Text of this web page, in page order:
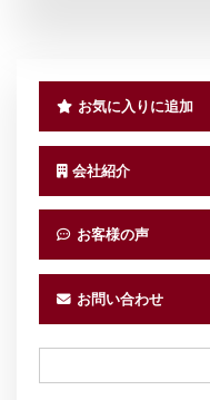
お気に入りに追加
会社紹介
お客様の声
お問い合わせ